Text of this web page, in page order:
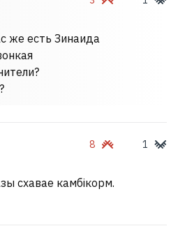
же есть Зинаида
8 1
схавае камбікорм.